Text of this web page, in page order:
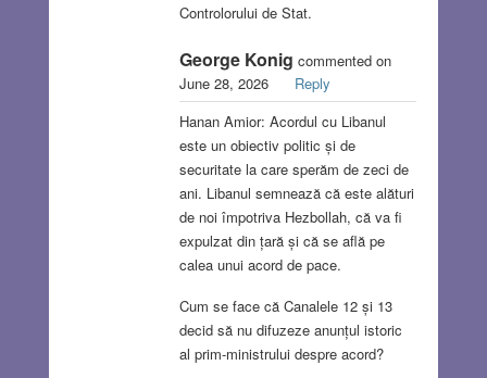
Controlorului de Stat.
George Konig commented on
June 28, 2026
Reply
Hanan Amior: Acordul cu Libanul
este un obiectiv politic și de
securitate la care sperăm de zeci de
ani. Libanul semnează că este alături
de noi împotriva Hezbollah, că va fi
expulzat din țară și că se află pe
calea unui acord de pace.
Cum se face că Canalele 12 și 13
decid să nu difuzeze anunțul istoric
al prim-ministrului despre acord?